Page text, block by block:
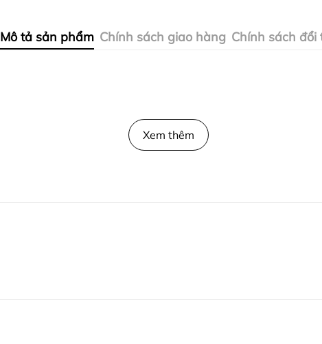
Mô tả sản phẩm Chính sách giao hàng Chính sách đổi
Xem thêm